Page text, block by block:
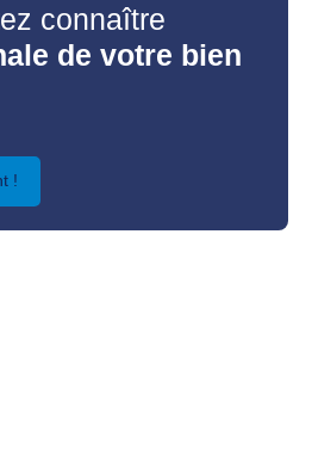
connaître
de votre bien
!